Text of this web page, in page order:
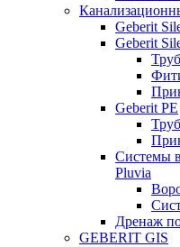
Geberit
Geberit
Geberit PE
Системы
Pluvia
Дренаж
GEBERIT GIS